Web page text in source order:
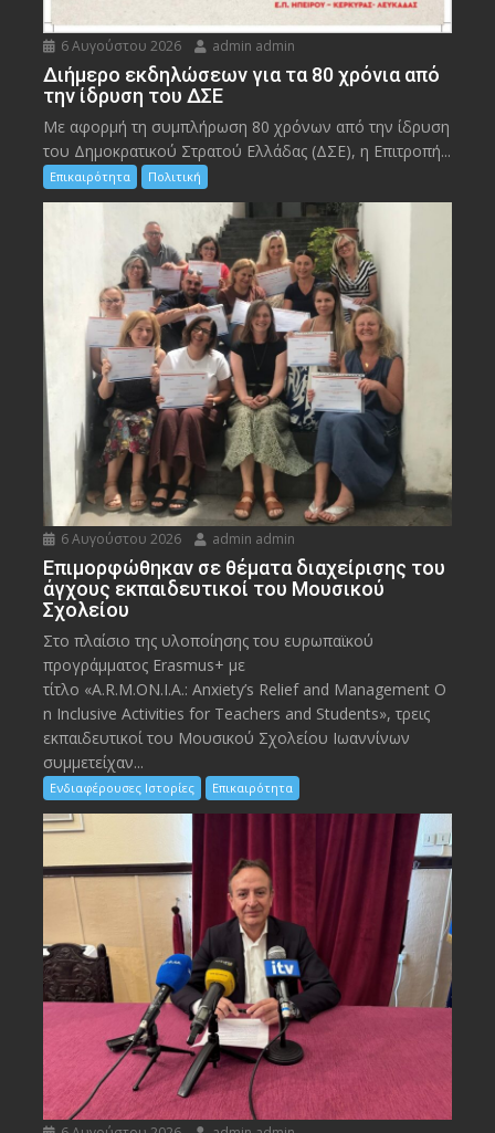
6 Αυγούστου 2026 admin admin
Διήμερο εκδηλώσεων για τα 80 χρόνια από
την ίδρυση του ΔΣΕ
Με αφορμή τη συμπλήρωση 80 χρόνων από την ίδρυση
του Δημοκρατικού Στρατού Ελλάδας (ΔΣΕ), η Επιτροπή...
Επικαιρότητα Πολιτική
6 Αυγούστου 2026 admin admin
Eπιμορφώθηκαν σε θέματα διαχείρισης του
άγχους εκπαιδευτικοί του Μουσικού
Σχολείου
Στο πλαίσιο της υλοποίησης του ευρωπαϊκού
προγράμματος Erasmus+ με
τίτλο «A.R.M.ON.I.A.: Anxiety’s Relief and Management O
n Inclusive Activities for Teachers and Students», τρεις
εκπαιδευτικοί του Μουσικού Σχολείου Ιωαννίνων
συμμετείχαν...
Ενδιαφέρουσες Ιστορίες Επικαιρότητα